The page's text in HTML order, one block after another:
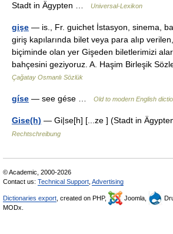
Stadt in Ägypten …
Universal-Lexikon
gişe — is., Fr. guichet İstasyon, sinema,
giriş kapılarında bilet veya para alıp
biçiminde olan yer Gişeden biletlerimizi
bahçesini geziyoruz. A. Haşim Birleşik
Çağatay Osmanlı Sözlük
gíse — see gése … Old to modern English
Gise(h) — Gi|se[h] [...ze ] (Stadt in
Rechtschreibung
© Academic, 2000-2026
Contact us: Technical Support Advertising
Dictionaries export , created on PHP, Joomla,
MODx.